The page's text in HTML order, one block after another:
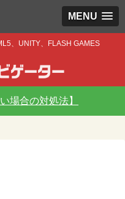
MENU
、UNITY、FLASH GAMES
場合の対処法】